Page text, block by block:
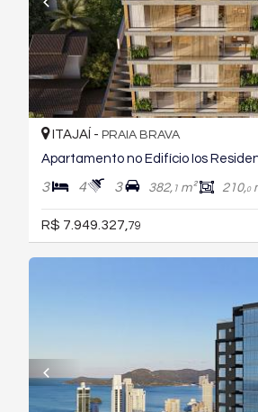
ITAJAÍ - PRAIA BRAVA
Apartamento no Edifício Ios
3 4 3 382, 1 m² 210,0
R$ 7.949.327,79